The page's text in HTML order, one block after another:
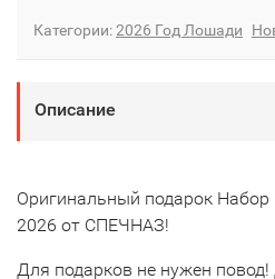
Категории:2026 Год Лошади
Описание
Оригинальный подарок
2026 от СПЕЧНАЗ!
Для подарков не нужен